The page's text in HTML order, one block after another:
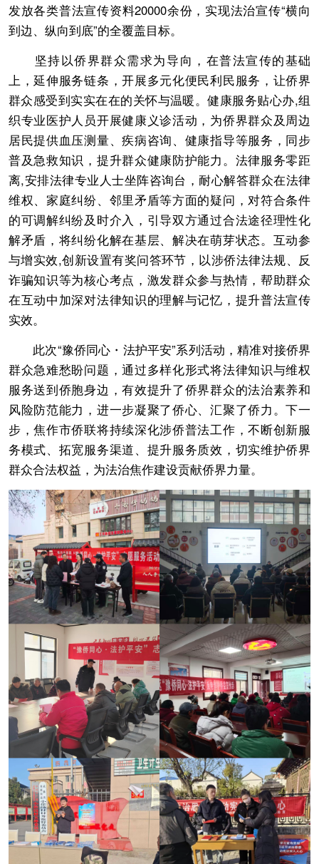
发放各类普法宣传资料20000余份，实现法治宣传“横向
到边、纵向到底”的全覆盖目标。
坚持以侨界群众需求为导向，在普法宣传的基础
上，延伸服务链条，开展多元化便民利民服务，让侨界
群众感受到实实在在的关怀与温暖。健康服务贴心办,组
织专业医护人员开展健康义诊活动，为侨界群众及周边
居民提供血压测量、疾病咨询、健康指导等服务，同步
普及急救知识，提升群众健康防护能力。法律服务零距
离,安排法律专业人士坐阵咨询台，耐心解答群众在法律
维权、家庭纠纷、邻里矛盾等方面的疑问，对符合条件
的可调解纠纷及时介入，引导双方通过合法途径理性化
解矛盾，将纠纷化解在基层、解决在萌芽状态。互动参
与增实效,创新设置有奖问答环节，以涉侨法律法规、反
诈骗知识等为核心考点，激发群众参与热情，帮助群众
在互动中加深对法律知识的理解与记忆，提升普法宣传
实效。
此次“豫侨同心・法护平安”系列活动，精准对接侨界
群众急难愁盼问题，通过多样化形式将法律知识与维权
服务送到侨胞身边，有效提升了侨界群众的法治素养和
风险防范能力，进一步凝聚了侨心、汇聚了侨力。下一
步，焦作市侨联将持续深化涉侨普法工作，不断创新服
务模式、拓宽服务渠道、提升服务质效，切实维护侨界
群众合法权益，为法治焦作建设贡献侨界力量。